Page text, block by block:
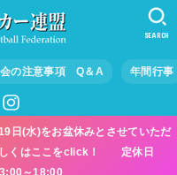
会の注意事項 Q＆A 年間行事
SEARCH
日(水)をお盆休みとさせていただ
くはここをclick！ 定休日
～18:00